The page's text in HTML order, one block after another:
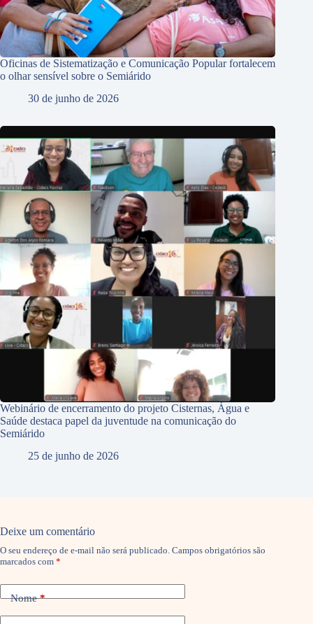
Oficinas de Sistematização e Comunicação Popular fortalecem
o olhar sensível sobre o Semiárido
30 de junho de 2026
Webinário de encerramento do projeto Cisternas, Água e
Saúde destaca papel da juventude na comunicação do
Semiárido
25 de junho de 2026
Deixe um comentário
O seu endereço de e-mail não será publicado. Campos obrigatórios são
marcados com *
Nome*